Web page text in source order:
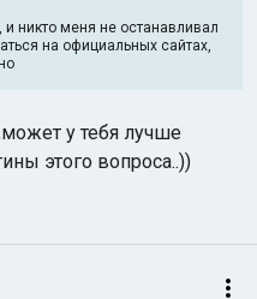
никто меня не останавливал
на официальных сайтах,
у тебя лучше
этого вопроса..))